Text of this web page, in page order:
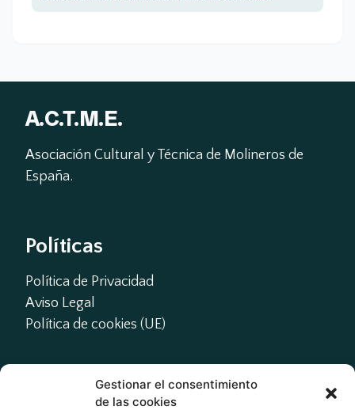
Gestionar el consentimiento
de las cookies
A.C.T.M.E.
Asociación Cultural y Técnica de Molineros de
España.
Políticas
Política de Privacidad
Aviso Legal
Política de cookies (UE)
Contacto